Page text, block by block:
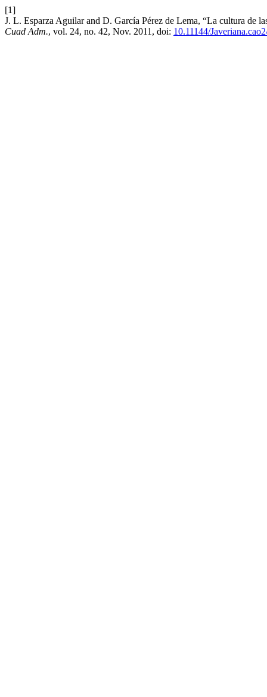
[1]
J. L. Esparza Aguilar and D. García Pérez de Lema, “La cultura de
Cuad Adm., vol. 24, no. 42, Nov. 2011, doi: 10.11144/